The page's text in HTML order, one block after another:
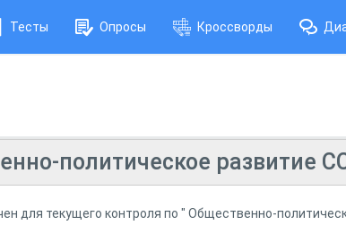
Тесты Опросы Кроссворды
политическое развитие
для текущего контроля по " Общественно-